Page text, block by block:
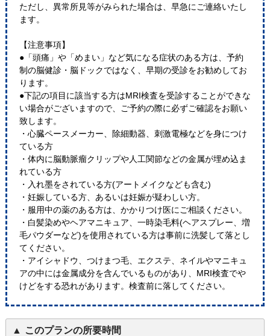
ただし、異常所見等がみられた場合は、早急にご連絡いたし
ます。
【注意事項】
●「頭痛」や「めまい」など気になる症状のある方は、予約
制の脳健診・脳ドックではなく、早期の受診をお勧めしてお
ります。
●下記の項目に該当する方はMRI検査を受診することができな
い場合がございますので、ご予約の際に必ずご確認をお願い
致します。
・心臓ペースメーカー、除細動器、刺激電極などを身につけ
ている方
・体内に脳動脈瘤クリップや人工関節などの金属が埋め込ま
れている方
・入れ墨をされている方(アートメイクなども含む)
・妊娠している方、あるいは妊娠が疑わしい方。
・服用中の薬のある方は、かかりつけ医にご相談ください。
・白髪染めやヘアマニキュア、一時染毛料(ヘアスプレー、増
毛パウダーなど)を使用されている方は事前に洗髪して落とし
てください。
・アイシャドウ、つけまつ毛、エクステ、ネイルやマニキュ
アの中には金属成分を含んでいるものがあり、MRI検査でや
けどをする恐れがあります。検査前に落してください。
このプランの所要時間